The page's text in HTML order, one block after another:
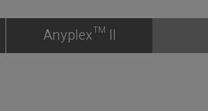
Anyplex™ II